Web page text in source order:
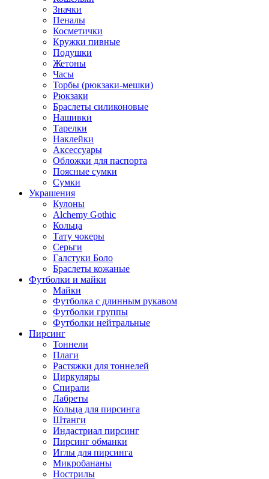
Значки
Пеналы
Косметички
Кружки пивные
Подушки
Жетоны
Часы
Торбы (рюкзаки-мешки)
Рюкзаки
Браслеты силиконовые
Нашивки
Тарелки
Наклейки
Аксессуары
Обложки для паспорта
Поясные сумки
Сумки
Украшения
Кулоны
Alchemy Gothic
Кольца
Тату чокеры
Серьги
Галстуки Боло
Браслеты кожаные
Футболки и майки
Майки
Футболка с длинным рукавом
Футболки группы
Футболки нейтральные
Пирсинг
Тоннели
Плаги
Растяжки для тоннелей
Циркуляры
Спирали
Лабреты
Кольца для пирсинга
Штанги
Индастриал пирсинг
Пирсинг обманки
Иглы для пирсинга
Микробананы
Нострилы